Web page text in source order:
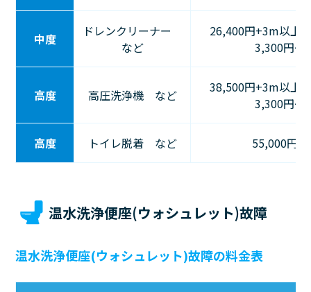
中度
ドレンクリーナー
など
26,400円+3m以上
3,300円～
高度 高圧洗浄機 など
38,500円+3m以上
3,300円～
高度 トイレ脱着 など 55,000円〜
温水洗浄便座(ウォシュレット)故障
温水洗浄便座(ウォシュレット)故障の料金表